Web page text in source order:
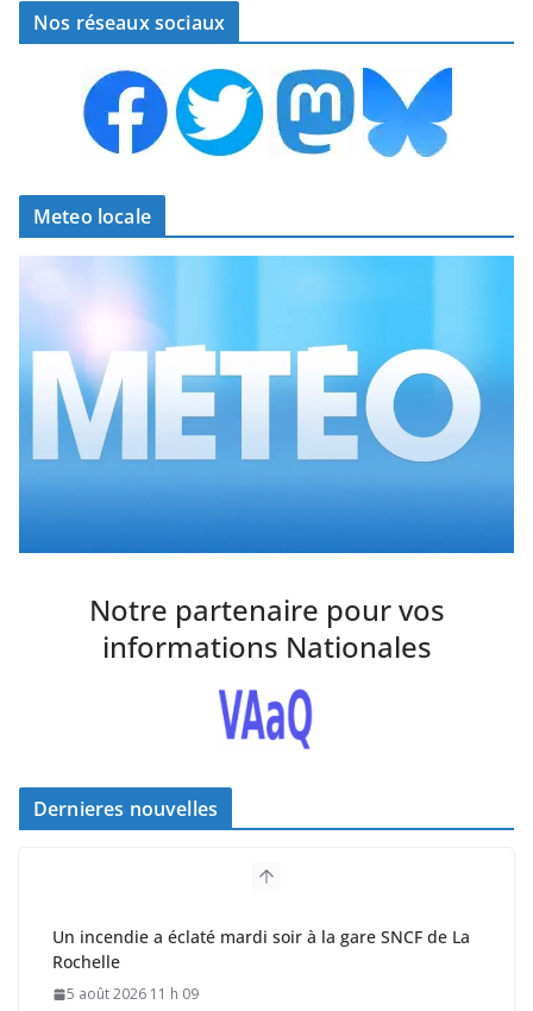
Nos réseaux sociaux
Meteo locale
Notre partenaire pour vos
informations Nationales
Dernieres nouvelles
Un incendie a éclaté mardi soir à la gare SNCF de La
Rochelle
5 août 2026 11 h 09